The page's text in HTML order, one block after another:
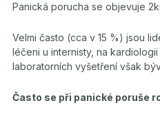
Panická porucha se objevuje
Velmi často (cca v 15 %) jsou
léčeni u internisty, na
laboratorních vyšetření však
Často se při panické poruše